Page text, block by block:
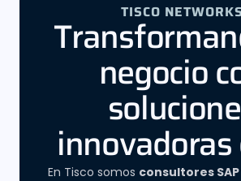
TISCO NETWORKS
negocio
innovadoras
En Tisco somos consultores